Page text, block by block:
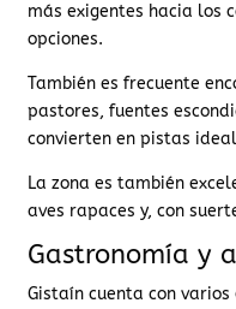
más exigentes hacia los
opciones.
También es frecuente
pastores, fuentes
convierten en pistas
La zona es también
aves rapaces y, con
Gastronomía y
Gistaín cuenta con varios